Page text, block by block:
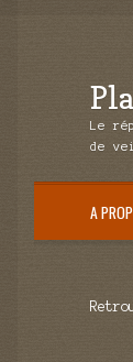
Aller
à
Aller
au
Le
de
A